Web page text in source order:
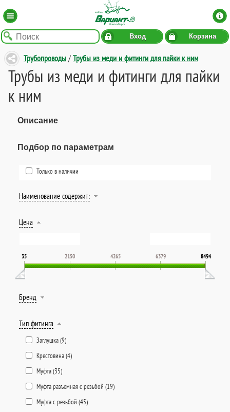
Вход Корзина
Трубопроводы / Трубы из меди и фитинги для пайки к ним
Трубы из меди и фитинги для пайки
к ним
Описание
Подбор по параметрам
Только в наличии
Наименование содержит:
Цена
35 2150 4265 6379 8494
Бренд
Тип фитинга
Заглушка (9)
Крестовина (4)
Муфта (35)
Муфта разъемная с резьбой (19)
Муфта с резьбой (45)